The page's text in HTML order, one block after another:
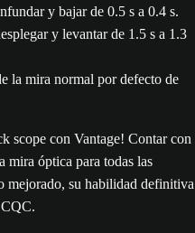
y bajar de 0.5 s a 0.4 s.
y levantar de 1.5 s a 1.3
la mira normal por defecto de
scope con Vantage! Contar con
mira óptica para todas las
mejorado, su habilidad definitiva